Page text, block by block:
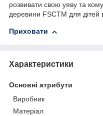
розвивати свою уяву та
деревини FSCTM для дітей
Приховати
Характеристики
Основні атрибути
Виробник
Матеріал